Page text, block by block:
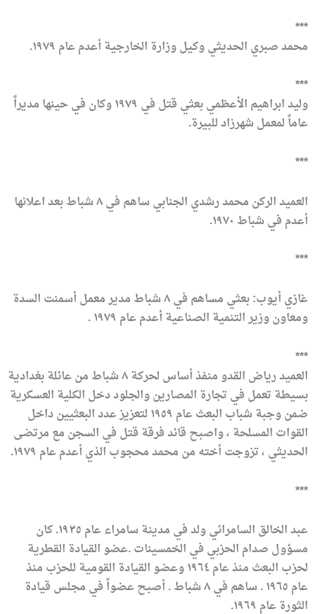
***
محمد صبري الحديثي وكيل وزارة الخارجية أعدم عام ١٩٧٩.
***
وليد ابراهيم الأعظمي بعثي قتل في ١٩٧٩ وكان في حينها مديراً
عاماً لمعمل شهرزاد للبيرة.
***
العميد الركن محمد رشدي الجنابي ساهم في ٨ شباط بعد اعلانها
أعدم في شباط ١٩٧٠.
***
غازي أيوب: بعثي مساهم في ٨ شباط مدير معمل أسمنت السدة
ومعاون وزير التنمية الصناعية أعدم عام ١٩٧٩ .
***
العميد رياض القدو منفذ أساس لحركة ٨ شباط من عائلة بغدادية
بسيطة تعمل في تجارة المصارين والجلود دخل الكلية العسكرية
ضمن وجبة شباب البعث عام ١٩٥٩ لتعزيز عدد البعثيين داخل
القوات المسلحة ، واصبح قائد فرقة قتل في السجن مع مرتضى
الحديثي ، تزوجت أخته من محمد محجوب الذي أعدم عام ١٩٧٩.
***
عبد الخالق السامرائي ولد في مدينة سامراء عام ١٩٣٥. كان
مسؤول صدام الحزبي في الخمسينات .عضو القيادة القطرية
لحزب البعث منذ عام ١٩٦٤ وعضو القيادة القومية للحزب منذ
عام ١٩٦٥ . ساهم في ٨ شباط . أصبح عضواً في مجلس قيادة
الثورة عام ١٩٦٩.